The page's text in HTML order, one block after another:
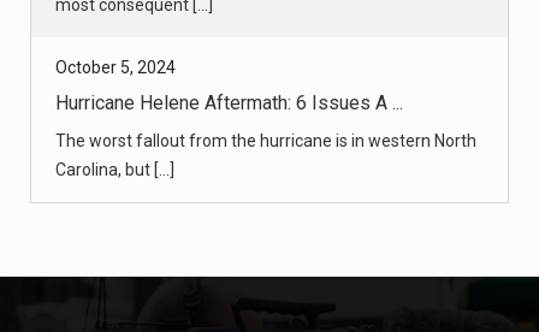
The worst fallout from the hurricane is in western North
Carolina, but [...]
October 5, 2024